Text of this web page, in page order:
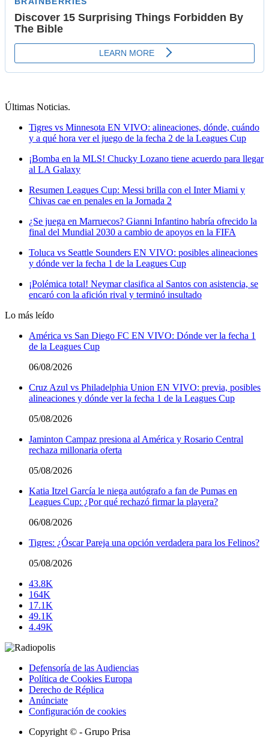
Últimas Noticias.
Tigres vs Minnesota EN VIVO: alineaciones, dónde, cuándo
y a qué hora ver el juego de la fecha 2 de la Leagues Cup
¡Bomba en la MLS! Chucky Lozano tiene acuerdo para llegar
al LA Galaxy
Resumen Leagues Cup: Messi brilla con el Inter Miami y
Chivas cae en penales en la Jornada 2
¿Se juega en Marruecos? Gianni Infantino habría ofrecido la
final del Mundial 2030 a cambio de apoyos en la FIFA
Toluca vs Seattle Sounders EN VIVO: posibles alineaciones
y dónde ver la fecha 1 de la Leagues Cup
¡Polémica total! Neymar clasifica al Santos con asistencia, se
encaró con la afición rival y terminó insultado
Lo más leído
América vs San Diego FC EN VIVO: Dónde ver la fecha 1
de la Leagues Cup
06/08/2026
Cruz Azul vs Philadelphia Union EN VIVO: previa, posibles
alineaciones y dónde ver la fecha 1 de la Leagues Cup
05/08/2026
Jaminton Campaz presiona al América y Rosario Central
rechaza millonaria oferta
05/08/2026
Katia Itzel García le niega autógrafo a fan de Pumas en
Leagues Cup: ¿Por qué rechazó firmar la playera?
06/08/2026
Tigres: ¿Óscar Pareja una opción verdadera para los Felinos?
05/08/2026
43.8K
164K
17.1K
49.1K
4.49K
Defensoría de las Audiencias
Política de Cookies Europa
Derecho de Réplica
Anúnciate
Configuración de cookies
Copyright © - Grupo Prisa